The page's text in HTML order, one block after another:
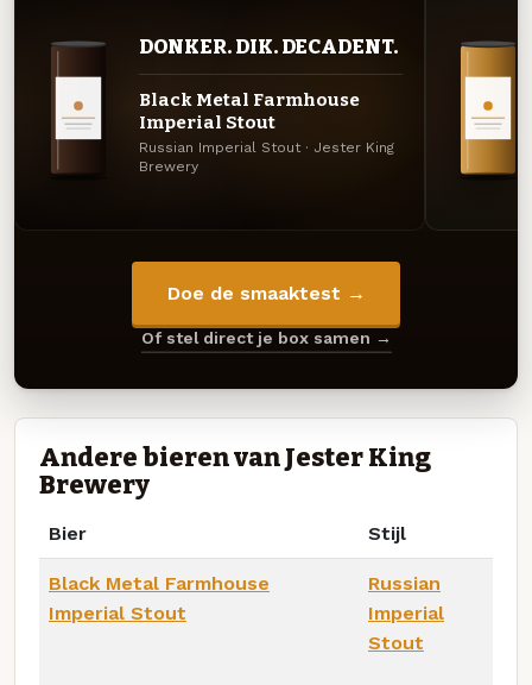
DONKER. DIK. DECADENT.
Black Metal Farmhouse
Imperial Stout
Russian Imperial Stout · Jester King
Brewery
Doe de smaaktest →
Of stel direct je box samen →
Andere bieren van Jester King
Brewery
Bier Stijl
Black Metal Farmhouse
Imperial Stout
Russian
Imperial
Stout